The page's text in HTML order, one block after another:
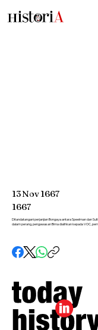
Pilih tanggal
13Nov1667
1667
Ditandatangani perjanjian Bongaya antara Speelman dan
dalam perang, pengawasan Bima dialihkan kepada VOC,